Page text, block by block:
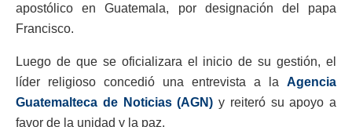
apostólico en Guatemala, por designación del papa
Francisco.
Luego de que se oficializara el inicio de su gestión, el
líder religioso concedió una entrevista a la Agencia
Guatemalteca de Noticias (AGN) y reiteró su apoyo a
favor de la unidad y la paz.